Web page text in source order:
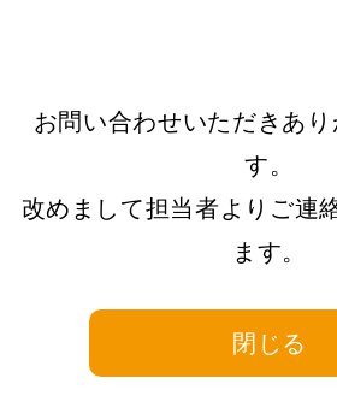
お問い合わせいただきあ
す。
改めまして担当者よりご連
ます。
閉じる